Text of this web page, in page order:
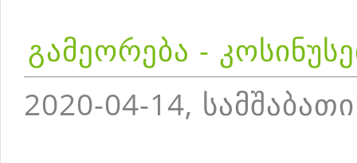
გამეორება -
2020-04-14, სამშაბათი